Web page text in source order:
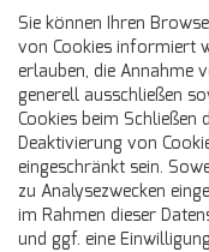
Sie können Ihren
von Cookies informiert
erlauben, die Annahme
generell ausschließen
Cookies beim Schließen
Deaktivierung von
eingeschränkt sein.
zu Analysezwecken
im Rahmen dieser
und ggf. eine